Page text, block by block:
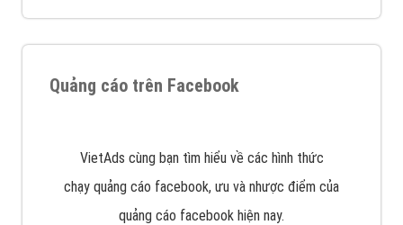
Quảng cáo trên Facebook
VietAds cùng bạn tìm hiểu về các hình thức
chạy quảng cáo facebook, ưu và nhược điểm của
quảng cáo facebook hiện nay.